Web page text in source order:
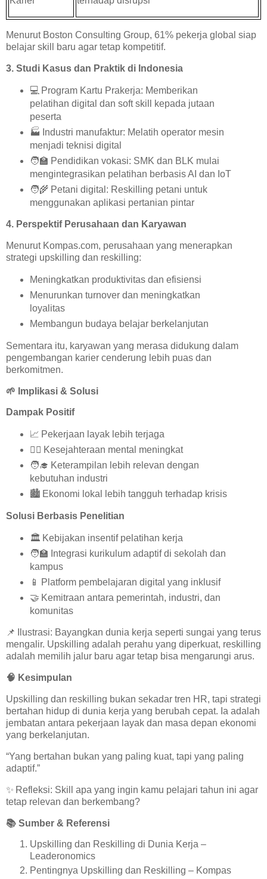
Menurut Boston Consulting Group, 61% pekerja global siap
belajar skill baru agar tetap kompetitif.
3. Studi Kasus dan Praktik di Indonesia
💻 Program Kartu Prakerja: Memberikan
pelatihan digital dan soft skill kepada jutaan
peserta
🏭 Industri manufaktur: Melatih operator mesin
menjadi teknisi digital
🧑‍🏫 Pendidikan vokasi: SMK dan BLK mulai
mengintegrasikan pelatihan berbasis AI dan IoT
🧑‍🌾 Petani digital: Reskilling petani untuk
menggunakan aplikasi pertanian pintar
4. Perspektif Perusahaan dan Karyawan
Menurut Kompas.com, perusahaan yang menerapkan
strategi upskilling dan reskilling:
Meningkatkan produktivitas dan efisiensi
Menurunkan turnover dan meningkatkan
loyalitas
Membangun budaya belajar berkelanjutan
Sementara itu, karyawan yang merasa didukung dalam
pengembangan karier cenderung lebih puas dan
berkomitmen.
🌱 Implikasi & Solusi
Dampak Positif
📈 Pekerjaan layak lebih terjaga
🧘‍♀️ Kesejahteraan mental meningkat
🧑‍🎓 Keterampilan lebih relevan dengan
kebutuhan industri
🏙️ Ekonomi lokal lebih tangguh terhadap krisis
Solusi Berbasis Penelitian
🏛️ Kebijakan insentif pelatihan kerja
🧑‍🏫 Integrasi kurikulum adaptif di sekolah dan
kampus
📱
Platform pembelajaran digital yang inklusif
🤝 Kemitraan antara pemerintah, industri, dan
komunitas
📌
Ilustrasi: Bayangkan dunia kerja seperti sungai yang terus
mengalir. Upskilling adalah perahu yang diperkuat, reskilling
adalah memilih jalur baru agar tetap bisa mengarungi arus.
🧠 Kesimpulan
Upskilling dan reskilling bukan sekadar tren HR, tapi strategi
bertahan hidup di dunia kerja yang berubah cepat. Ia adalah
jembatan antara pekerjaan layak dan masa depan ekonomi
yang berkelanjutan.
“Yang bertahan bukan yang paling kuat, tapi yang paling
adaptif.”
✨ Refleksi: Skill apa yang ingin kamu pelajari tahun ini agar
tetap relevan dan berkembang?
📚 Sumber & Referensi
Upskilling dan Reskilling di Dunia Kerja –
Leaderonomics
Pentingnya Upskilling dan Reskilling – Kompas